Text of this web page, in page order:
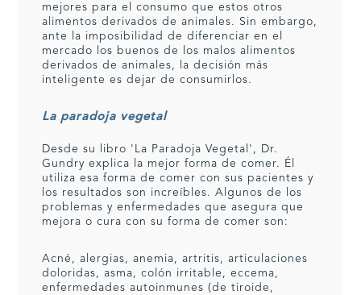
mejores para el consumo que estos otros
alimentos derivados de animales. Sin embargo,
ante la imposibilidad de diferenciar en el
mercado los buenos de los malos alimentos
derivados de animales, la decisión más
inteligente es dejar de consumirlos.
La paradoja vegetal
Desde su libro 'La Paradoja Vegetal', Dr.
Gundry explica la mejor forma de comer. Él
utiliza esa forma de comer con sus pacientes y
los resultados son increíbles. Algunos de los
problemas y enfermedades que asegura que
mejora o cura con su forma de comer son:
Acné, alergias, anemia, artritis, articulaciones
doloridas, asma, colón irritable, eccema,
enfermedades autoinmunes (de tiroide,